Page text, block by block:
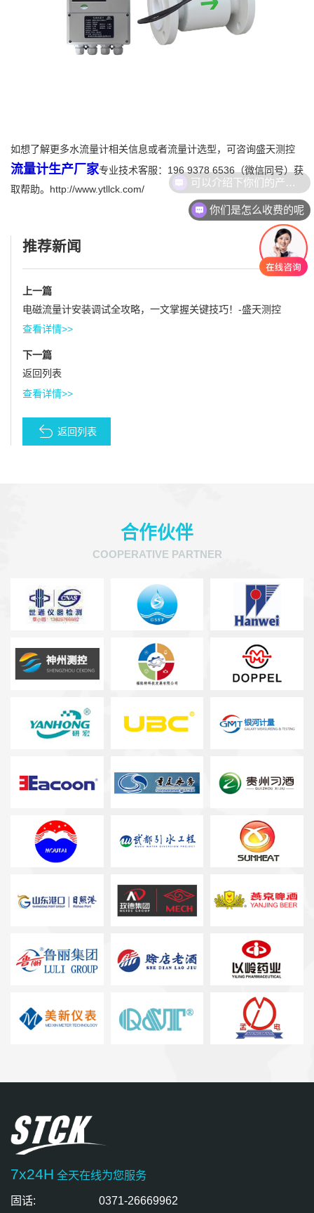
如想了解更多水流量计相关信息或者流量计选型，可咨询盛天测控
流量计生产厂家专业技术客服：196 9378 6536（微信同号）获
取帮助。http://www.ytllck.com/
推荐新闻
上一篇
电磁流量计安装调试全攻略，一文掌握关键技巧！-盛天测控
查看详情>>
下一篇
返回列表
查看详情>>
返回列表
合作伙伴
COOPERATIVE PARTNER
7x24H 全天在线为您服务
固话:
0371-26669962
可以介绍下你们的产品么
你们是怎么收费的呢